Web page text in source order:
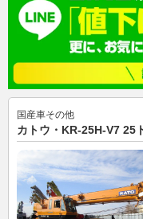
国産車その他
カトウ・KR-25H-V7 25